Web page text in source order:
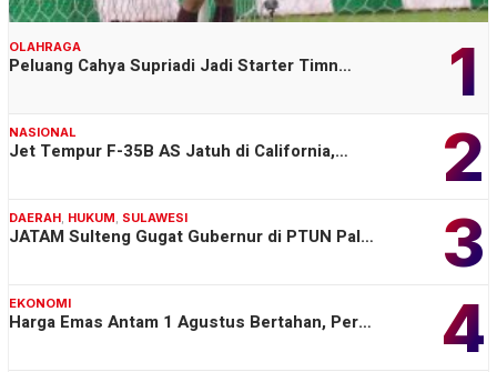
1
OLAHRAGA
Peluang Cahya Supriadi Jadi Starter Timn…
2
NASIONAL
Jet Tempur F-35B AS Jatuh di California,…
3
DAERAH, HUKUM, SULAWESI
JATAM Sulteng Gugat Gubernur di PTUN Pal…
4
EKONOMI
Harga Emas Antam 1 Agustus Bertahan, Per…